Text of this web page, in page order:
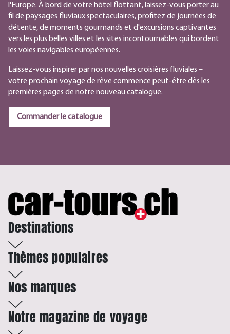
l'Europe. À bord de votre hôtel flottant, laissez-vous porter au
fil de paysages fluviaux spectaculaires, profitez de journées de
détente, de moments gourmands et d'excursions captivantes
vers les plus belles villes et les sites incontournables qui bordent
les voies navigables européennes.
Laissez-vous inspirer par nos nouvelles croisières fluviales –
votre prochain voyage de rêve commence peut-être dès les
premières pages de notre nouveau catalogue.
Commander le catalogue
Destinations
Thèmes populaires
Nos marques
Notre magazine de voyage